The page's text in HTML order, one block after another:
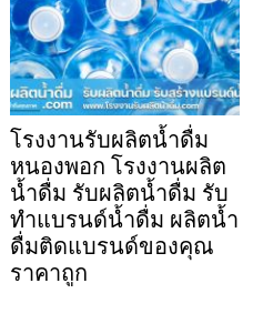
โรงงานรับผลิตน้ำดื่ม
หนองพอก โรงงานผลิต
น้ำดื่ม รับผลิตน้ำดื่ม รับ
ทำแบรนด์น้ำดื่ม ผลิตน้ำ
ดื่มติดแบรนด์ของคุณ
ราคาถูก